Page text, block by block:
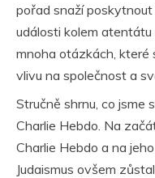
pořad snaží
události kolem
mnoha otázkách, které
vlivu na společnost a
Stručně shrnu, co jsme
Charlie Hebdo. Na
Charlie Hebdo a na
Judaismus ovšem